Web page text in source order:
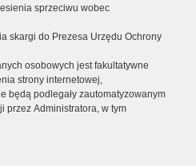
sprzeciwu wobec
skargi do Prezesa Urzędu Ochrony
osobowych jest fakultatywne
strony internetowej,
będą podlegały zautomatyzowanym
przez Administratora, w tym